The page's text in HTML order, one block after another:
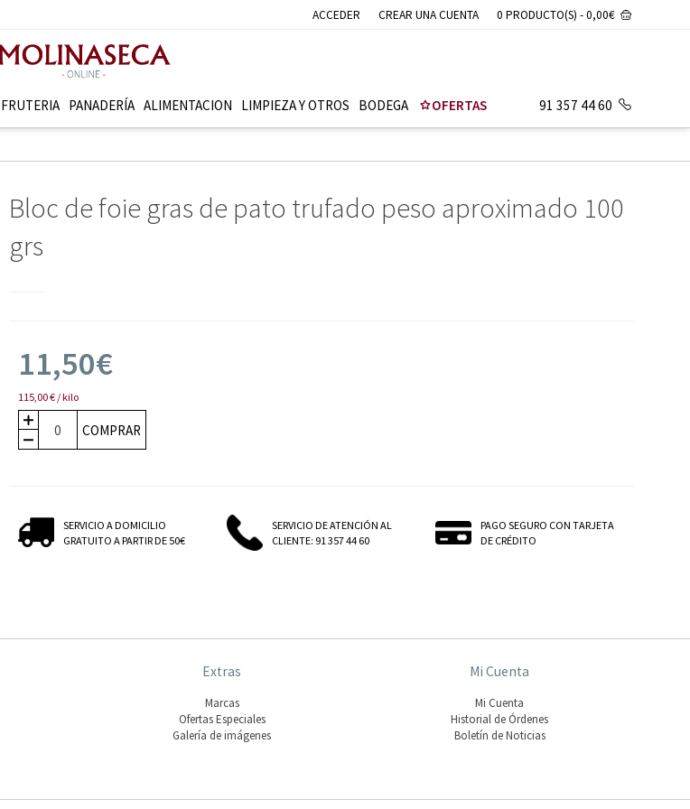
ACCEDER CREAR UNA CUENTA 0 PRODUCTO(S) - 0,00€
FRUTERI­A PANADERÍ­A ALIMENTACION LIMPIEZA Y OTROS BODEGA OFERTAS 91 357 44 60
Bloc de foie gras de pato trufado peso aproximado 100
grs
11,50€
115,00 € / kilo
COMPRAR
SERVICIO A DOMICILIO
GRATUITO A PARTIR DE 50€
SERVICIO DE ATENCIÓN AL
CLIENTE: 91 357 44 60
PAGO SEGURO CON TARJETA
DE CRÉDITO
Extras
Marcas
Ofertas Especiales
Galería de imágenes
Mi Cuenta
Mi Cuenta
Historial de Órdenes
Boletín de Noticias